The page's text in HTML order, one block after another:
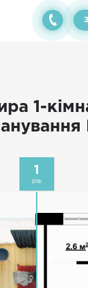
1-
1
рів.